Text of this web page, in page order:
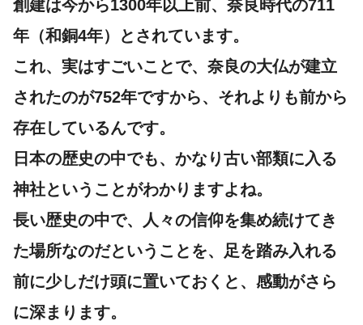
創建は今から1300年以上前、奈良時代の711
年（和銅4年）とされています。
これ、実はすごいことで、奈良の大仏が建立
されたのが752年ですから、それよりも前から
存在しているんです。
日本の歴史の中でも、かなり古い部類に入る
神社ということがわかりますよね。
長い歴史の中で、人々の信仰を集め続けてき
た場所なのだということを、足を踏み入れる
前に少しだけ頭に置いておくと、感動がさら
に深まります。